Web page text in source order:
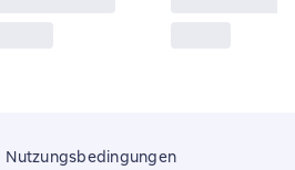
Nutzungsbedingungen